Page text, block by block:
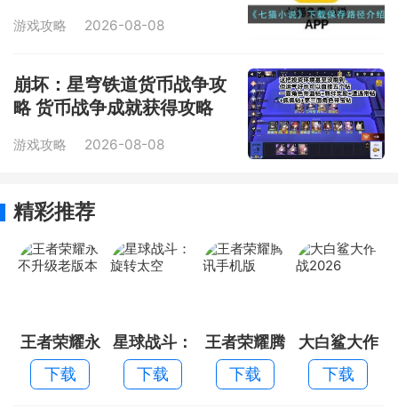
游戏攻略 2026-08-08
崩坏：星穹铁道货币战争攻
略 货币战争成就获得攻略
游戏攻略 2026-08-08
精彩推荐
王者荣耀永
不升级老版
本
下载
星球战斗：
旋转太空
下载
王者荣耀腾
讯手机版
下载
大白鲨大作
战2026
下载